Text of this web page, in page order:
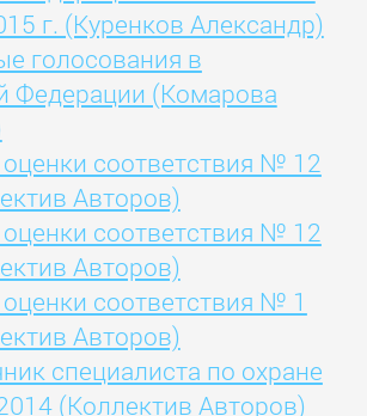
г. (Куренков Александр)
голосования в
Федерации (Комарова
соответствия № 12
Авторов)
соответствия № 12
Авторов)
соответствия № 1
Авторов)
специалиста по охране
(Коллектив Авторов)